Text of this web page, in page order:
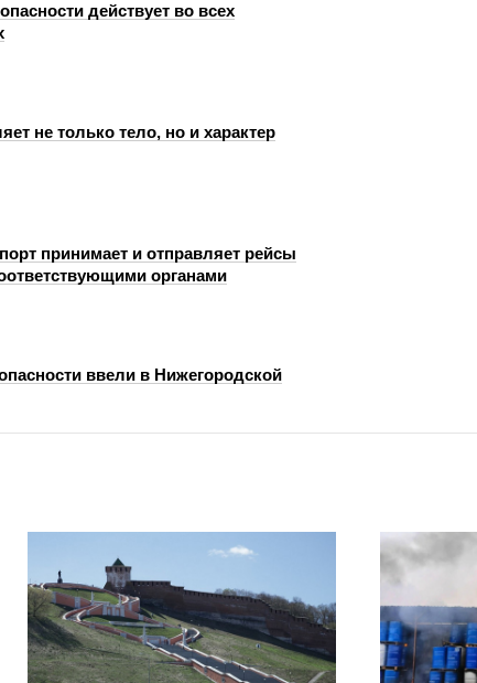
действует во всех
не только тело, но и характер
принимает и отправляет рейсы
органами
ввели в Нижегородской